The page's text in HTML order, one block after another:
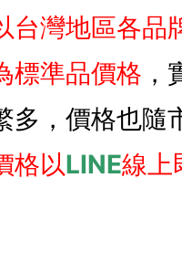
台灣地區各品
標準品價格
多，價格也隨
格以LINE線上